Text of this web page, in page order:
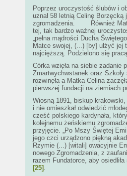
Poprzez uroczystość ślubów i
uznał 58 letnią Celinę
zgromadzenia. Również
tej, tak bardzo ważnej
„pełna mądrości Ducha
Matce swojej, (...) [by] ulżyć jej
najcięższą. Podzielono się
Córka wzięła na siebie zadanie
Zmartwychwstanek oraz
rozwinęła a Matka Celina
pierwszej fundacji na ziemiach
Wiosną 1891, biskup krakowski,
i nie omieszkał odwiedzić
cześć polskiego kardynała,
kolejnemu żeńskiemu
przyjęcie. „Po Mszy Świętej
jego czci urządzono piękną
Rzymie (...) [witali] owacyjnie
nowego Zgromadzenia, z
razem Fundatorce, aby
[25] .